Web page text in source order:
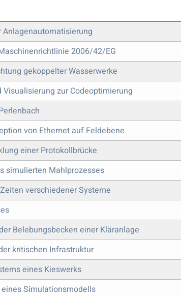
2006/42/EG
gekoppelter Wasserwerke
zur Codeoptimierung
von Ethernet auf Feldebene
einer Protokollbrücke
simulierten Mahlprozesses
verschiedener Systeme
Belebungsbecken einer Kläranlage
kritischen Infrastruktur
eines Kieswerks
Simulationsmodells